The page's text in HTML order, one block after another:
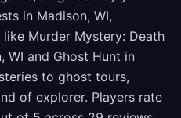
in Madison, WI,
Murder Mystery: Death
WI and Ghost Hunt in
to ghost tours,
of explorer. Players rate